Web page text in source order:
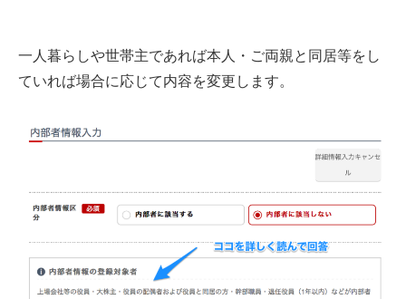
一人暮らしや世帯主であれば本人・ご両親と同居等をし
ていれば場合に応じて内容を変更します。